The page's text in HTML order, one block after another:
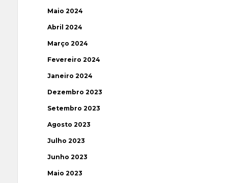
Maio 2024
Abril 2024
Março 2024
Fevereiro 2024
Janeiro 2024
Dezembro 2023
Setembro 2023
Agosto 2023
Julho 2023
Junho 2023
Maio 2023